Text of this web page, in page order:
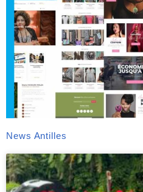
News Antilles